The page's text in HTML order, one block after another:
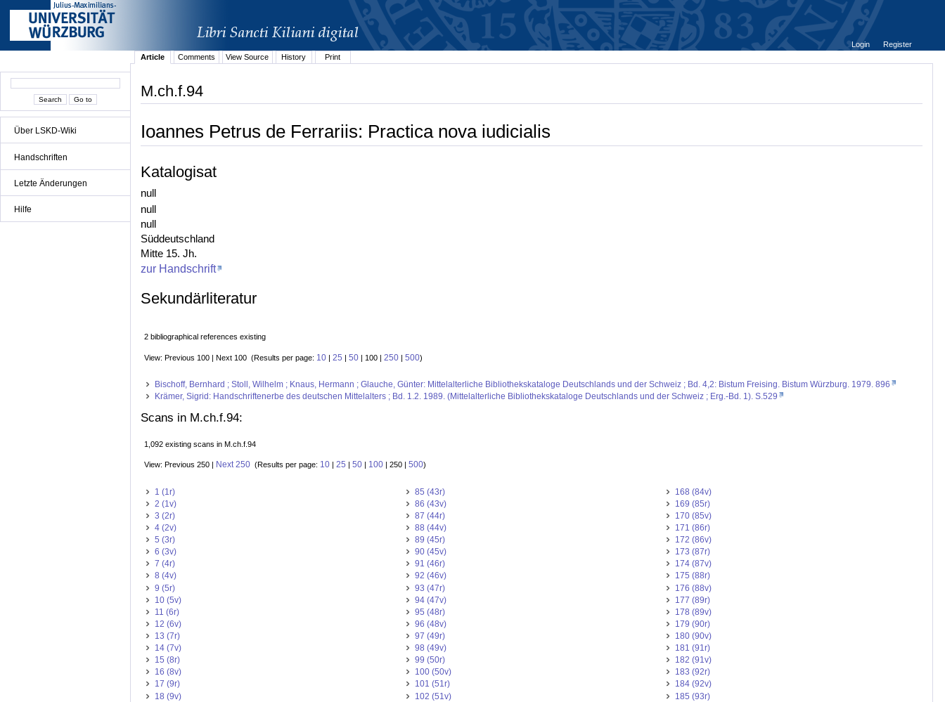
Über LSKD-Wiki
Handschriften
Letzte Änderungen
Hilfe
Login
Register
Article
Comments View Source History Print
M.ch.f.94
Ioannes Petrus de Ferrariis: Practica nova iudicialis
Katalogisat
null
null
null
Süddeutschland
Mitte 15. Jh.
zur Handschrift
Sekundärliteratur
2 bibliographical references existing
View: Previous 100 | Next 100 (Results per page: 10 | 25 | 50 | 100 | 250 | 500)
Bischoff, Bernhard ; Stoll, Wilhelm ; Knaus, Hermann ; Glauche, Günter: Mittelalterliche Bibliothekskataloge Deutschlands und der Schweiz ; Bd. 4,2: Bistum Freising. Bistum Würzburg. 1979. 896
Krämer, Sigrid: Handschriftenerbe des deutschen Mittelalters ; Bd. 1.2. 1989. (Mittelalterliche Bibliothekskataloge Deutschlands und der Schweiz ; Erg.-Bd. 1). S.529
Scans in M.ch.f.94:
1,092 existing scans in M.ch.f.94
View: Previous 250 | Next 250 (Results per page: 10 25 50 100 | 250 | 500)
1 (1r)
2 (1v)
3 (2r)
4 (2v)
5 (3r)
6 (3v)
7 (4r)
8 (4v)
9 (5r)
10 (5v)
11 (6r)
12 (6v)
13 (7r)
14 (7v)
15 (8r)
16 (8v)
17 (9r)
18 (9v)
85 (43r)
86 (43v)
87 (44r)
88 (44v)
89 (45r)
90 (45v)
91 (46r)
92 (46v)
93 (47r)
94 (47v)
95 (48r)
96 (48v)
97 (49r)
98 (49v)
99 (50r)
100 (50v)
101 (51r)
102 (51v)
168 (84v)
169 (85r)
170 (85v)
171 (86r)
172 (86v)
173 (87r)
174 (87v)
175 (88r)
176 (88v)
177 (89r)
178 (89v)
179 (90r)
180 (90v)
181 (91r)
182 (91v)
183 (92r)
184 (92v)
185 (93r)